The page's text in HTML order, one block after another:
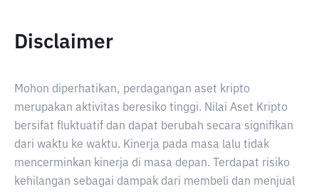
Disclaimer
Mohon diperhatikan, perdagangan aset kripto
merupakan aktivitas beresiko tinggi. Nilai Aset Kripto
bersifat fluktuatif dan dapat berubah secara signifikan
dari waktu ke waktu. Kinerja pada masa lalu tidak
mencerminkan kinerja di masa depan. Terdapat risiko
kehilangan sebagai dampak dari membeli dan menjual